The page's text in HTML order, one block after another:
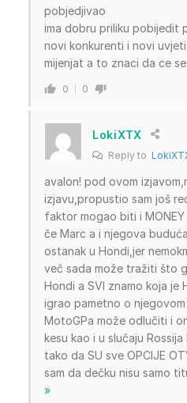
pobjedjivao
ima dobru priliku pobijedit
novi konkurenti i novi
mijenjat a to znaci da ce
0 0
LokiXTX
Reply to
avalon! pod ovom
izjavu,propustio sam još
faktor mogao biti i MONEY
če Marc a i njegova
ostanak u Hondi,jer
več sada može tražiti što
Hondi a SVI znamo koja je
igrao pametno o
MotoGPa može odlučiti i
kesu kao i u slučaju
tako da SU sve OPCIJE
sam da dečku nisu samo
»